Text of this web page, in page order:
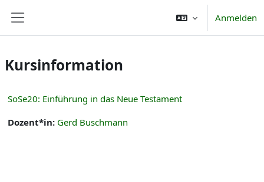
Anmelden
Kursinformation
SoSe20: Einführung in das Neue Testament
Dozent*in: Gerd Buschmann